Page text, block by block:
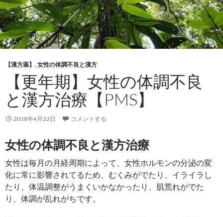
【漢方薬】 ,女性の体調不良と漢方
【更年期】女性の体調不良
と漢方治療【PMS】
2018年4月22日 コメントする
女性の体調不良と漢方治療
女性は毎月の月経周期によって、女性ホルモンの分泌の変
化に常に影響されてるため、むくみがでたり、イライラし
たり、体温調整がうまくいかなかったり、肌荒れがでた
り、体調が乱れがちです。